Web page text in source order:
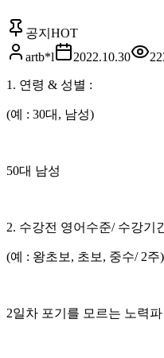
공지 HOT
artb*l
2022.10.30
1. 연령 & 성별 :
(예 : 30대, 남성)
50대 남성
2. 수강전 영어수준/ 수강기
(예 : 왕초보, 초보, 중수/ 2주)
2일차 포기를 모르는 노력파